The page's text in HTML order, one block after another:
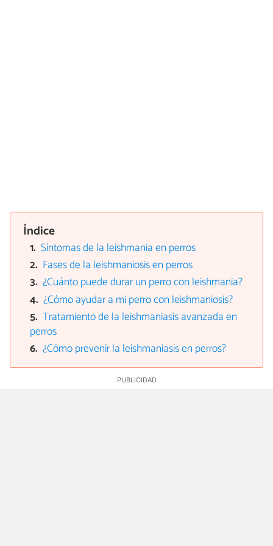
Índice
Síntomas de la leishmania en perros
Fases de la leishmaniosis en perros
¿Cuánto puede durar un perro con leishmania?
¿Cómo ayudar a mi perro con leishmaniosis?
Tratamiento de la leishmaniasis avanzada en
perros
¿Cómo prevenir la leishmaniasis en perros?